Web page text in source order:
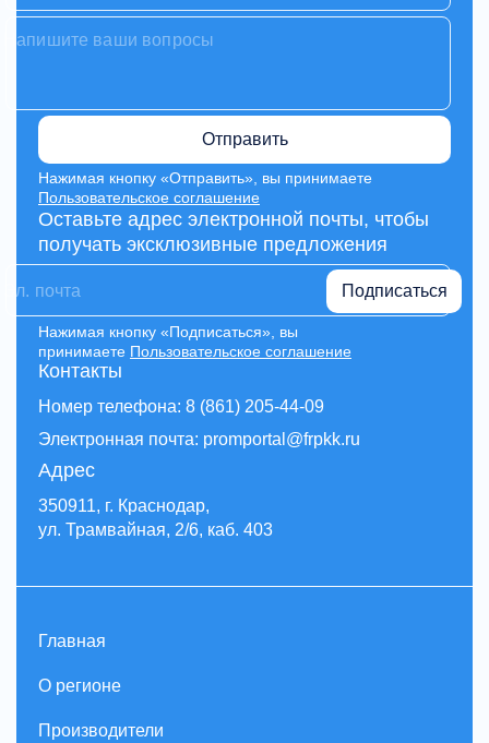
Контакты
Номер телефона: 8 (861) 205-44-09
Электронная почта: promportal@frpkk.ru
Адрес
350911, г. Краснодар,
ул. Трамвайная, 2/6, каб. 403
Отправить
Нажимая кнопку «Отправить», вы принимаете
Пользовательское соглашение
Оставьте адрес электронной почты, чтобы
получать эксклюзивные предложения
Подписаться
Нажимая кнопку «Подписаться», вы
принимаете Пользовательское соглашение
Главная
О регионе
Производители